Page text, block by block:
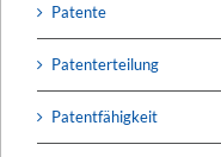
Patente
Patenterteilung
Patentfähigkeit